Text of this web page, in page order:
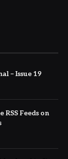
– Issue 19
Feeds on